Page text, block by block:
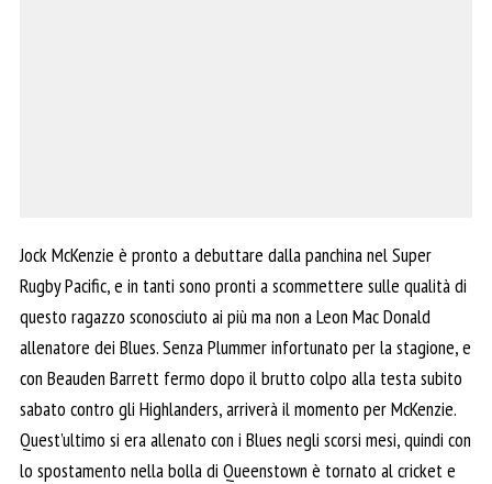
Jock McKenzie è pronto a debuttare dalla panchina nel Super
Rugby Pacific, e in tanti sono pronti a scommettere sulle qualità di
questo ragazzo sconosciuto ai più ma non a Leon Mac Donald
allenatore dei Blues. Senza Plummer infortunato per la stagione, e
con Beauden Barrett fermo dopo il brutto colpo alla testa subito
sabato contro gli Highlanders, arriverà il momento per McKenzie.
Quest’ultimo si era allenato con i Blues negli scorsi mesi, quindi con
lo spostamento nella bolla di Queenstown è tornato al cricket e